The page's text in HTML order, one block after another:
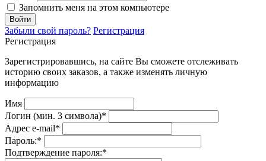
Запомнить меня на этом компьютере
Забыли свой пароль? Регистрация
Регистрация
Зарегистрировавшись, на сайте Вы сможете отслеживать
историю своих заказов, а также изменять личную
информацию
Имя
Логин (мин. 3 символа)*
Адрес e-mail*
Пароль:*
Подтверждение пароля:*